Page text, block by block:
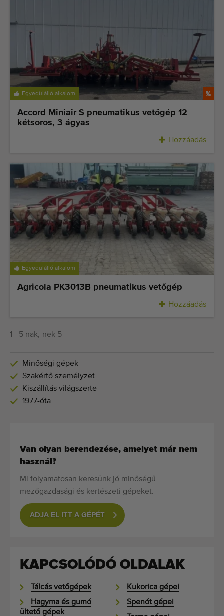
Egyedülálló alkalom
Accord Miniair S pneumatikus vetőgép 12
kétsoros, 3 ágyas
Hozzáadás
Egyedülálló alkalom
Agricola PK3013B pneumatikus vetőgép
Hozzáadás
1 - 5 nak,-nek 5
Minőségi gépek
Szakértő személyzet
Kiszállítás világszerte
1977-óta
Van olyan berendezése, amelyet már nem
használ?
Mi folyamatosan keresünk jó minőségű
mezőgazdasági és kertészeti gépeket.
ADJA EL ITT A GÉPÉT
KAPCSOLÓDÓ OLDALAK
Tálcás vetőgépek
Hagyma és gumó
ültető gépek
Kukorica gépei
Spenót gépei